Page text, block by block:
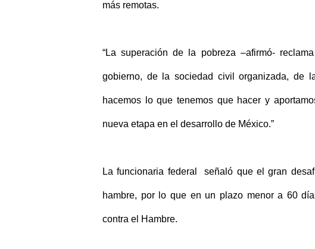
más remotas.
“La superación de la pobreza –afirmó-
gobierno, de la sociedad civil organizada, de
hacemos lo que tenemos que hacer y
nueva etapa en el desarrollo de México.”
La funcionaria federal señaló que el gran
hambre, por lo que en un plazo menor a 60
contra el Hambre.